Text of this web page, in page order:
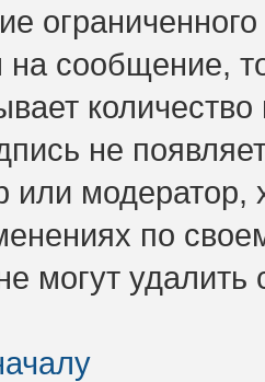
на сообщение,
не
или модератор,
по
могут